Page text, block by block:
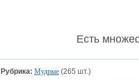
Есть
Рубрика: Мудрые (265 шт.)